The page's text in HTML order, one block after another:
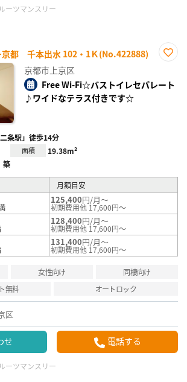
ーツマンスリー
京都 千本出水 102・1Ｋ(No.422888)
り登
京都市上京区
Free Wi-Fi☆バストイレセパレート
♪ワイドなテラス付きです☆
条駅」徒歩14分
面積 19.38m²
築
月額目安
125,400円/月～
初期費用他 17,600円～
128,400円/月～
初期費用他 17,600円～
131,400円/月～
初期費用他 17,600円～
女性向け
同棲向け
無料
オートロック
区
せ 電話する
ーツマンスリー